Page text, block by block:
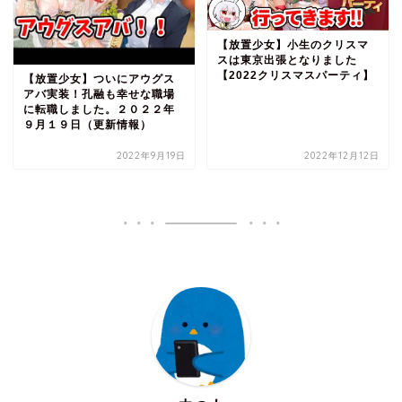
【放置少女】ついにアウグス
アバ実装！孔融も幸せな職場
に転職しました。２０２２年
９月１９日（更新情報）
2022年9月19日
【放置少女】小生のクリスマ
スは東京出張となりました
【2022クリスマスパーティ】
2022年12月12日